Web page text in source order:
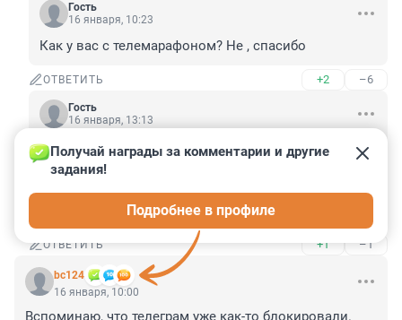
Гость
16 января, 10:23
Как у вас с телемарафоном? Не , спасибо
ОТВЕТИТЬ +2 –6
Гость
16 января, 13:13
Гость16 января, 10:23
Как у вас с телемарафоном? Не , спасибо
У кого это "у вас"? сас
ОТВЕТИТЬ +1 –1
bc124
Получай награды за комментарии и другие
задания!
Подробнее в профиле
16 января, 10:00
Вспоминаю, что телеграм уже как-то блокировали.